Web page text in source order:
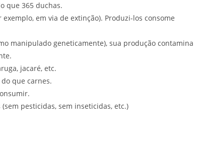
que 365 duchas.
em via de extinção). Produzi-los consome
manipulado geneticamente), sua produção contamina
jacaré, etc.
que carnes.
pesticidas, sem inseticidas, etc.)